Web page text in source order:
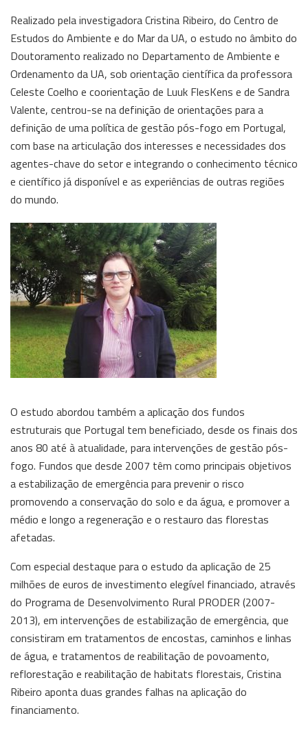
Realizado pela investigadora Cristina Ribeiro, do Centro de
Estudos do Ambiente e do Mar da UA, o estudo no âmbito do
Doutoramento realizado no Departamento de Ambiente e
Ordenamento da UA, sob orientação científica da professora
Celeste Coelho e coorientação de Luuk FlesKens e de Sandra
Valente, centrou-se na definição de orientações para a
definição de uma política de gestão pós-fogo em Portugal,
com base na articulação dos interesses e necessidades dos
agentes-chave do setor e integrando o conhecimento técnico
e científico já disponível e as experiências de outras regiões
do mundo.
O estudo abordou também a aplicação dos fundos
estruturais que Portugal tem beneficiado, desde os finais dos
anos 80 até à atualidade, para intervenções de gestão pós-
fogo. Fundos que desde 2007 têm como principais objetivos
a estabilização de emergência para prevenir o risco
promovendo a conservação do solo e da água, e promover a
médio e longo a regeneração e o restauro das florestas
afetadas.
Com especial destaque para o estudo da aplicação de 25
milhões de euros de investimento elegível financiado, através
do Programa de Desenvolvimento Rural PRODER (2007-
2013), em intervenções de estabilização de emergência, que
consistiram em tratamentos de encostas, caminhos e linhas
de água, e tratamentos de reabilitação de povoamento,
reflorestação e reabilitação de habitats florestais, Cristina
Ribeiro aponta duas grandes falhas na aplicação do
financiamento.